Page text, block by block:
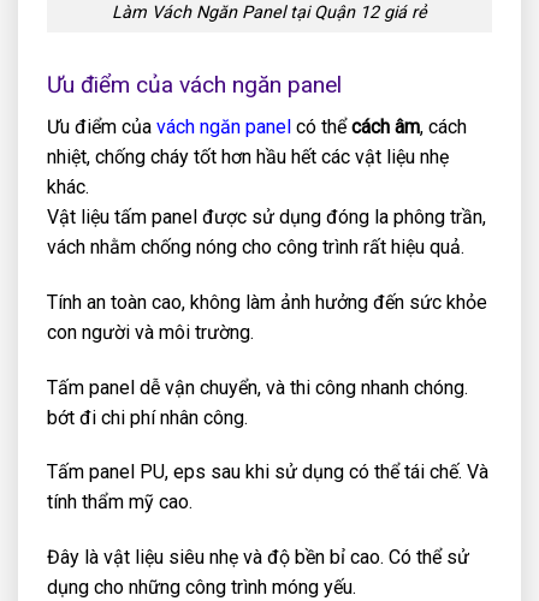
Làm Vách Ngăn Panel tại Quận 12 giá rẻ
Ưu điểm của vách ngăn panel
Ưu điểm của vách ngăn panel có thểcách âm, cách
nhiệt, chống cháy tốt hơn hầu hết các vật liệu nhẹ
khác.
Vật liệu tấm panel được sử dụng đóng la phông trần,
vách nhằm chống nóng cho công trình rất hiệu quả.
Tính an toàn cao, không làm ảnh hưởng đến sức khỏe
con người và môi trường.
Tấm panel dễ vận chuyển, và thi công nhanh chóng.
bớt đi chi phí nhân công.
Tấm panel PU, eps sau khi sử dụng có thể tái chế. Và
tính thẩm mỹ cao.
Đây là vật liệu siêu nhẹ và độ bền bỉ cao. Có thể sử
dụng cho những công trình móng yếu.